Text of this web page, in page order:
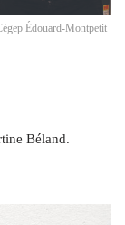
Édouard-Montpetit
Béland.